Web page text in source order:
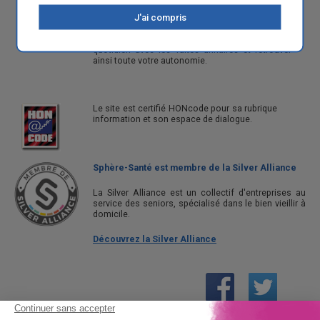
une information exhaustive sur les causes et les
traitements de cette pathologie touchant 5
millions de personnes en France, ainsi qu'une
quotidien avec les fuites urinaires et retrouver
ainsi toute votre autonomie.
Le site est certifié HONcode pour sa rubrique
information et son espace de dialogue.
Sphère-Santé est membre de la Silver Alliance
La Silver Alliance est un collectif d'entreprises au
service des seniors, spécialisé dans le bien vieillir à
domicile.
Découvrez la Silver Alliance
J'ai compris